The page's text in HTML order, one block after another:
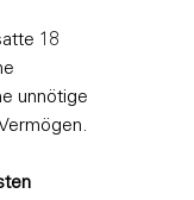
18
unnötige